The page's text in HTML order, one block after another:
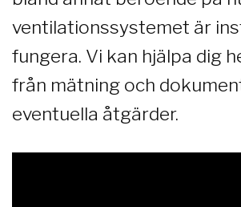
ventilationssystemet är
fungera. Vi kan hjälpa dig
från mätning och
eventuella åtgärder.